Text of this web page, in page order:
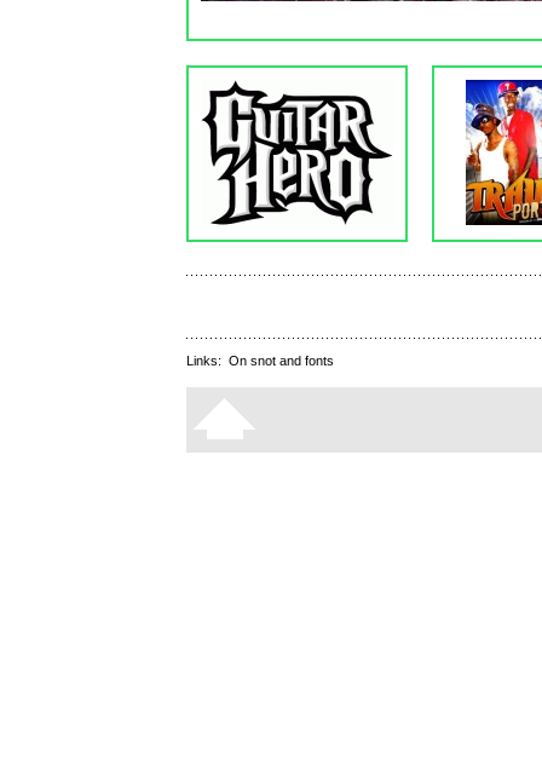
Links: On snot and fonts